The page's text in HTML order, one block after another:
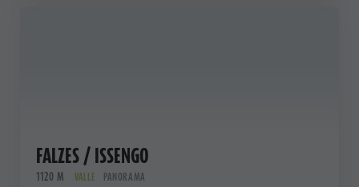
FALZES / ISSENGO
1120 M VALLE PANORAMA